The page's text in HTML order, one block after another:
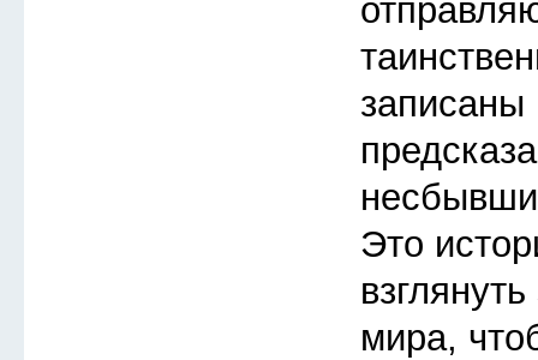
записаны
Это
мира,